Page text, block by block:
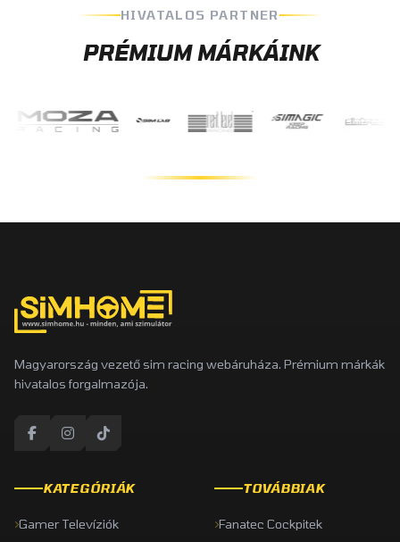
HIVATALOS PARTNER
PRÉMIUM MÁRKÁINK
Magyarország vezető sim racing webáruháza. Prémium márkák
hivatalos forgalmazója.
KATEGÓRIÁK
Gamer Televíziók
TOVÁBBIAK
Fanatec Cockpitek